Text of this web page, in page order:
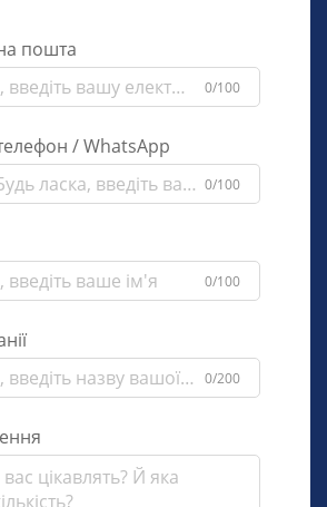
пошта
0/100
/ WhatsApp
0/100
0/100
0/200